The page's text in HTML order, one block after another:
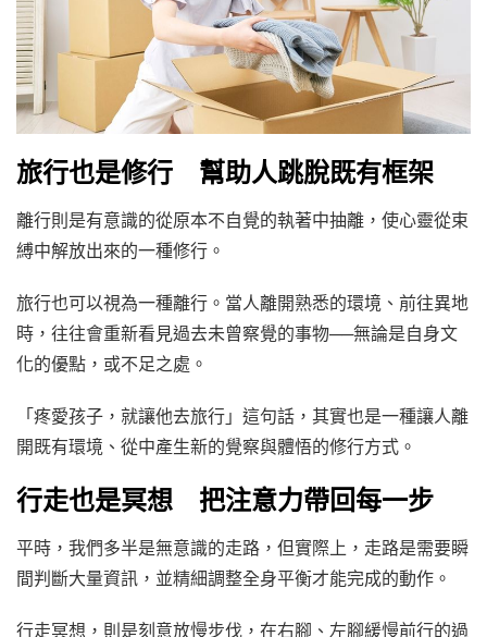
旅行也是修行 幫助人跳脫既有框架
離行則是有意識的從原本不自覺的執著中抽離，使心靈從束
縛中解放出來的一種修行。
旅行也可以視為一種離行。當人離開熟悉的環境、前往異地
時，往往會重新看見過去未曾察覺的事物──無論是自身文
化的優點，或不足之處。
「疼愛孩子，就讓他去旅行」這句話，其實也是一種讓人離
開既有環境、從中產生新的覺察與體悟的修行方式。
行走也是冥想 把注意力帶回每一步
平時，我們多半是無意識的走路，但實際上，走路是需要瞬
間判斷大量資訊，並精細調整全身平衡才能完成的動作。
行走冥想，則是刻意放慢步伐，在右腳、左腳緩慢前行的過